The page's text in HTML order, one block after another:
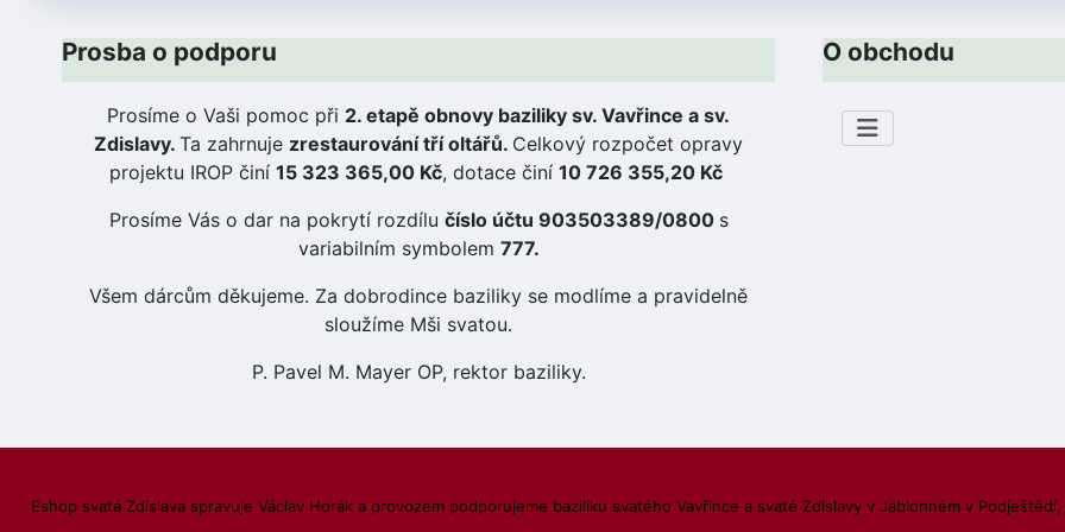
Prosba o podporu
Prosíme o Vaši pomoc při 2. etapě obnovy baziliky sv. Vavřince a sv.
Zdislavy. Ta zahrnuje zrestaurování tří oltářů. Celkový rozpočet opravy
projektu IROP činí 15 323 365,00 Kč, dotace činí 10 726 355,20 Kč
Prosíme Vás o dar na pokrytí rozdílu číslo účtu 903503389/0800 s
variabilním symbolem 777.
Všem dárcům děkujeme. Za dobrodince baziliky se modlíme a pravidelně
sloužíme Mši svatou.
P. Pavel M. Mayer OP, rektor baziliky.
O obchodu
Eshop svatá Zdislava spravuje Václav Horák a provozem podporujeme baziliku svatého Vavřince a svaté Zdislavy v Jablonném v